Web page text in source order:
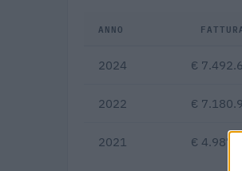
ANNO
2024 €
2022 €
2021 €